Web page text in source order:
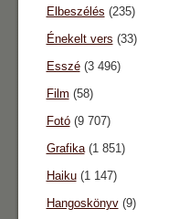
Elbeszélés (235)
Énekelt vers (33)
Esszé(3 496)
Film (58)
Fotó(9 707)
Grafika(1 851)
Haiku(1 147)
Hangoskönyv(9)